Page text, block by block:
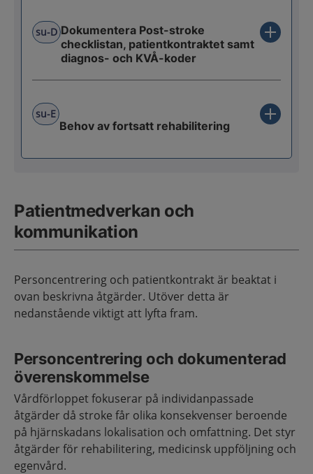
su-D Dokumentera Post-stroke
checklistan, patientkontraktet samt
diagnos- och KVÅ-koder
su-E
Behov av fortsatt rehabilitering
Patientmedverkan och
kommunikation
Personcentrering och patientkontrakt är beaktat i
ovan beskrivna åtgärder. Utöver detta är
nedanstående viktigt att lyfta fram.
Personcentrering och dokumenterad
överenskommelse
Vårdförloppet fokuserar på individanpassade
åtgärder då stroke får olika konsekvenser beroende
på hjärnskadans lokalisation och omfattning. Det styr
åtgärder för rehabilitering, medicinsk uppföljning och
egenvård.